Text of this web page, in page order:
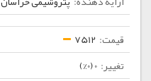
7512
0 (0%)